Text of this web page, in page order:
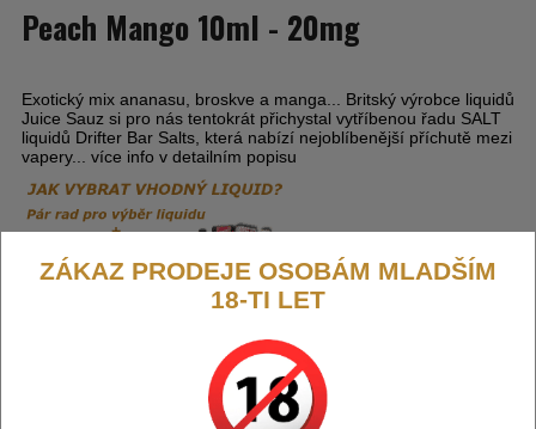
Peach Mango 10ml - 20mg
Exotický mix ananasu, broskve a manga... Britský výrobce liquidů
Juice Sauz si pro nás tentokrát přichystal vytříbenou řadu SALT
liquidů Drifter Bar Salts, která nabízí nejoblíbenější příchutě mezi
vapery... více info v detailním popisu
LIQ-SALT-DRIFTER-20-PINEA
ZÁKAZ PRODEJE OSOBÁM MLADŠÍM
18-TI LET